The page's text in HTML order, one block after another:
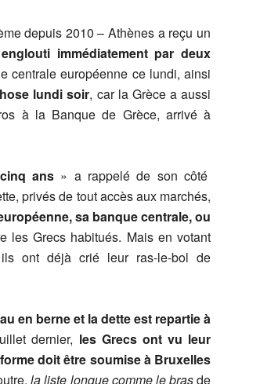
depuis 2010 – Athènes a reçu un
immédiatement par deux
centrale européenne ce lundi, ainsi
lundi soir, car la Grèce a aussi
à la Banque de Grèce, arrivé à
ans » a rappelé de son côté
privés de tout accès aux marchés,
sa banque centrale, ou
les Grecs habitués. Mais en votant
ont déjà crié leur ras-le-bol de
en berne et la dette est repartie à
dernier, les Grecs ont vu leur
doit être soumise à Bruxelles
la liste longue comme le brasde